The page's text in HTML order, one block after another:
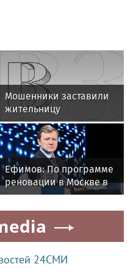
Мошенники заставили
жительницу
Подмосковья поджечь
собственную квартиру
Ефимов: По программе
реновации в Москве в
2026 году планируется
ввести около 2,5
миллиона квадратных
метров жилья
24СМИ